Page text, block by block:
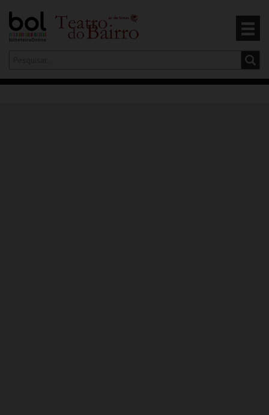
Olá,iniciar sessão